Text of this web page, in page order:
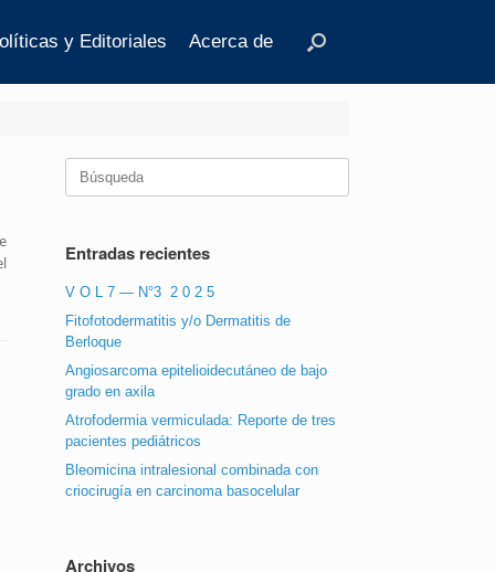
y Editoriales Acerca de
Buscar:
Entradas recientes
V O L 7 — N°3 2 0 2 5
Fitofotodermatitis y/o Dermatitis de
Berloque
Angiosarcoma epitelioidecutáneo de bajo
grado en axila
Atrofodermia vermiculada: Reporte de tres
pacientes pediátricos
Bleomicina intralesional combinada con
criocirugía en carcinoma basocelular
Archivos